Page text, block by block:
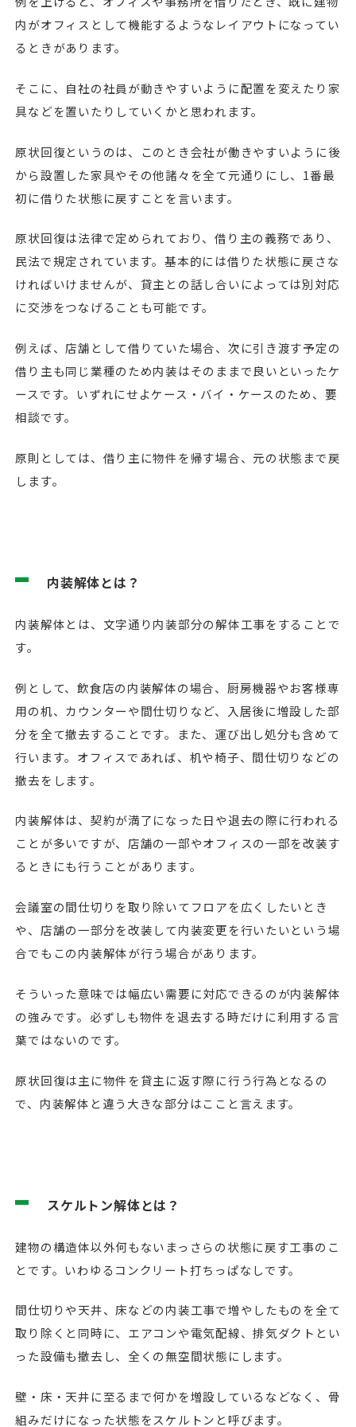
内がオフィスとして機能するようなレイアウトになってい
るときがあります。
そこに、自社の社員が動きやすいように配置を変えたり家
具などを置いたりしていくかと思われます。
原状回復というのは、このとき会社が働きやすいように後
から設置した家具やその他諸々を全て元通りにし、1番最
初に借りた状態に戻すことを言います。
原状回復は法律で定められており、借り主の義務であり、
民法で規定されています。基本的には借りた状態に戻さな
ければいけませんが、貸主との話し合いによっては別対応
に交渉をつなげることも可能です。
例えば、店舗として借りていた場合、次に引き渡す予定の
借り主も同じ業種のため内装はそのままで良いといったケ
ースです。いずれにせよケース・バイ・ケースのため、要
相談です。
原則としては、借り主に物件を帰す場合、元の状態まで戻
します。
内装解体とは？
内装解体とは、文字通り内装部分の解体工事をすることで
す。
例として、飲食店の内装解体の場合、厨房機器やお客様専
用の机、カウンターや間仕切りなど、入居後に増設した部
分を全て撤去することです。また、運び出し処分も含めて
行います。オフィスであれば、机や椅子、間仕切りなどの
撤去をします。
内装解体は、契約が満了になった日や退去の際に行われる
ことが多いですが、店舗の一部やオフィスの一部を改装す
るときにも行うことがあります。
会議室の間仕切りを取り除いてフロアを広くしたいとき
や、店舗の一部分を改装して内装変更を行いたいという場
合でもこの内装解体が行う場合があります。
そういった意味では幅広い需要に対応できるのが内装解体
の強みです。必ずしも物件を退去する時だけに利用する言
葉ではないのです。
原状回復は主に物件を貸主に返す際に行う行為となるの
で、内装解体と違う大きな部分はここと言えます。
スケルトン解体とは？
建物の構造体以外何もないまっさらの状態に戻す工事のこ
とです。いわゆるコンクリート打ちっぱなしです。
間仕切りや天井、床などの内装工事で増やしたものを全て
取り除くと同時に、エアコンや電気配線、排気ダクトとい
った設備も撤去し、全くの無空間状態にします。
壁・床・天井に至るまで何かを増設しているなどなく、骨
組みだけになった状態をスケルトンと呼びます。